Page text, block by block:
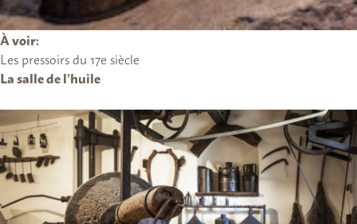
À voir:
Les pressoirs du 17e siècle
La salle de l’huile